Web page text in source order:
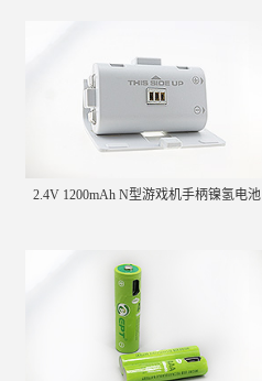
2.4V 1200mAh N型游戏机手柄镍氢电池